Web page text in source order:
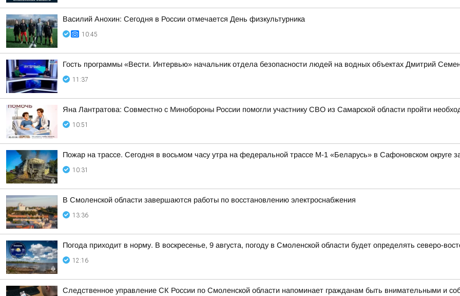
Василий Анохин: Сегодня в России отмечается День физкультурника
10:45
Гость программы «Вести. Интервью» начальник отдела безопасности людей на водных объектах Дмитрий
11:37
Яна Лантратова: Совместно с Минобороны России помогли участнику СВО из Самарской области пройти
10:51
Пожар на трассе. Сегодня в восьмом часу утра на федеральной трассе М-1 «Беларусь» в Сафоновском округе
10:31
В Смоленской области завершаются работы по восстановлению электроснабжения
13:36
Погода приходит в норму. В воскресенье, 9 августа, погоду в Смоленской области будет определять северо-
12:16
Следственное управление СК России по Смоленской области напоминает гражданам быть внимательными и